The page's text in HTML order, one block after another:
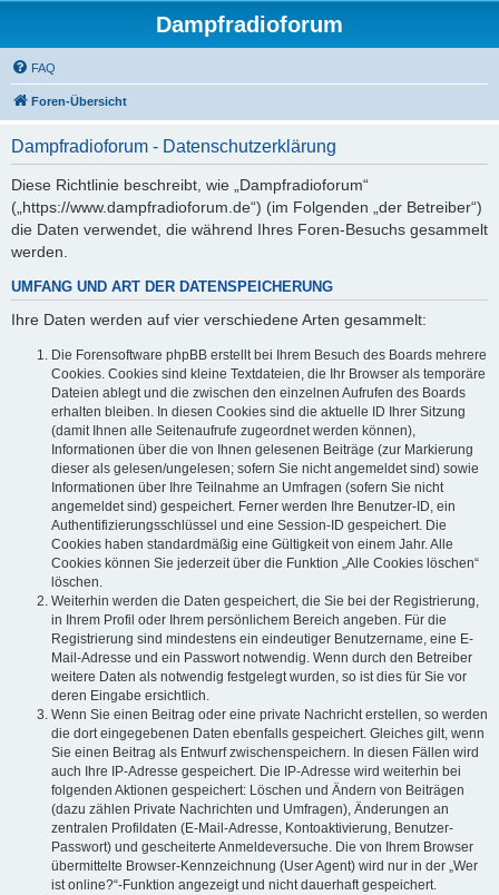
Dampfradioforum
FAQ
Foren-Übersicht
Dampfradioforum - Datenschutzerklärung
Diese Richtlinie beschreibt, wie „Dampfradioforum“
(„https://www.dampfradioforum.de“) (im Folgenden „der Betreiber“)
die Daten verwendet, die während Ihres Foren-Besuchs gesammelt
werden.
UMFANG UND ART DER DATENSPEICHERUNG
Ihre Daten werden auf vier verschiedene Arten gesammelt:
Die Forensoftware phpBB erstellt bei Ihrem Besuch des Boards mehrere
Cookies. Cookies sind kleine Textdateien, die Ihr Browser als temporäre
Dateien ablegt und die zwischen den einzelnen Aufrufen des Boards
erhalten bleiben. In diesen Cookies sind die aktuelle ID Ihrer Sitzung
(damit Ihnen alle Seitenaufrufe zugeordnet werden können),
Informationen über die von Ihnen gelesenen Beiträge (zur Markierung
dieser als gelesen/ungelesen; sofern Sie nicht angemeldet sind) sowie
Informationen über Ihre Teilnahme an Umfragen (sofern Sie nicht
angemeldet sind) gespeichert. Ferner werden Ihre Benutzer-ID, ein
Authentifizierungsschlüssel und eine Session-ID gespeichert. Die
Cookies haben standardmäßig eine Gültigkeit von einem Jahr. Alle
Cookies können Sie jederzeit über die Funktion „Alle Cookies löschen“
löschen.
Weiterhin werden die Daten gespeichert, die Sie bei der Registrierung,
in Ihrem Profil oder Ihrem persönlichem Bereich angeben. Für die
Registrierung sind mindestens ein eindeutiger Benutzername, eine E-
Mail-Adresse und ein Passwort notwendig. Wenn durch den Betreiber
weitere Daten als notwendig festgelegt wurden, so ist dies für Sie vor
deren Eingabe ersichtlich.
Wenn Sie einen Beitrag oder eine private Nachricht erstellen, so werden
die dort eingegebenen Daten ebenfalls gespeichert. Gleiches gilt, wenn
Sie einen Beitrag als Entwurf zwischenspeichern. In diesen Fällen wird
auch Ihre IP-Adresse gespeichert. Die IP-Adresse wird weiterhin bei
folgenden Aktionen gespeichert: Löschen und Ändern von Beiträgen
(dazu zählen Private Nachrichten und Umfragen), Änderungen an
zentralen Profildaten (E-Mail-Adresse, Kontoaktivierung, Benutzer-
Passwort) und gescheiterte Anmeldeversuche. Die von Ihrem Browser
übermittelte Browser-Kennzeichnung (User Agent) wird nur in der „Wer
ist online?“-Funktion angezeigt und nicht dauerhaft gespeichert.